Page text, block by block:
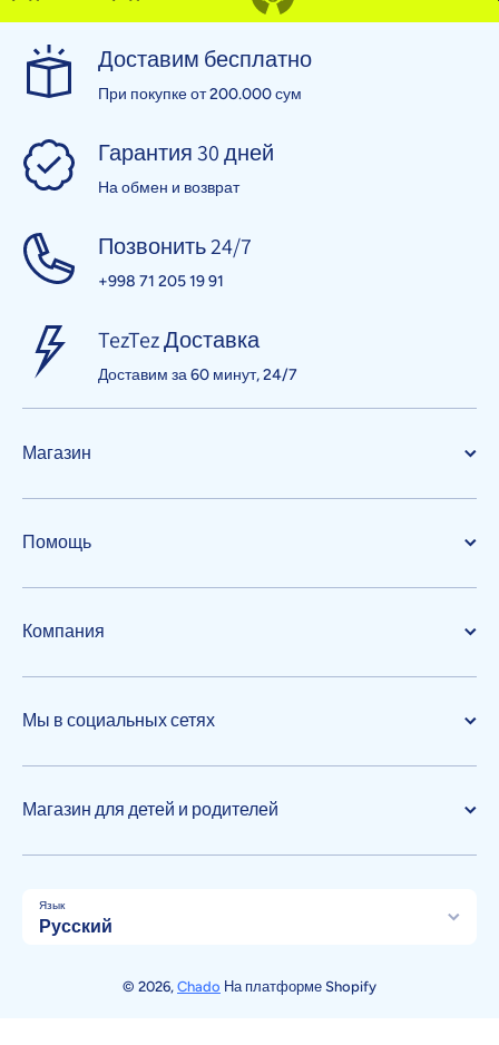
Доставим бесплатно
При покупке от 200.000 сум
Гарантия 30 дней
На обмен и возврат
Позвонить 24/7
+998 71 205 19 91
TezTez Доставка
Доставим за 60 минут, 24/7
Магазин
Помощь
Компания
Мы в социальных сетях
Магазин для детей и родителей
Язык
Русский
© 2026, Chado На платформе Shopify